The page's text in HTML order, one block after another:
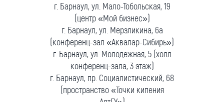
г. Барнаул, ул. Мало-Тобольская, 19
(центр «Мой бизнес»)
г. Барнаул, ул. Мерзликина, 6а
(конференц-зал «Аквалар-Сибирь»)
г. Барнаул, ул. Молодежная, 5 (холл
конференц-зала, 3 этаж)
г. Барнаул, пр. Социалистический, 68
(пространство «Точки кипения
АлтГУ»)